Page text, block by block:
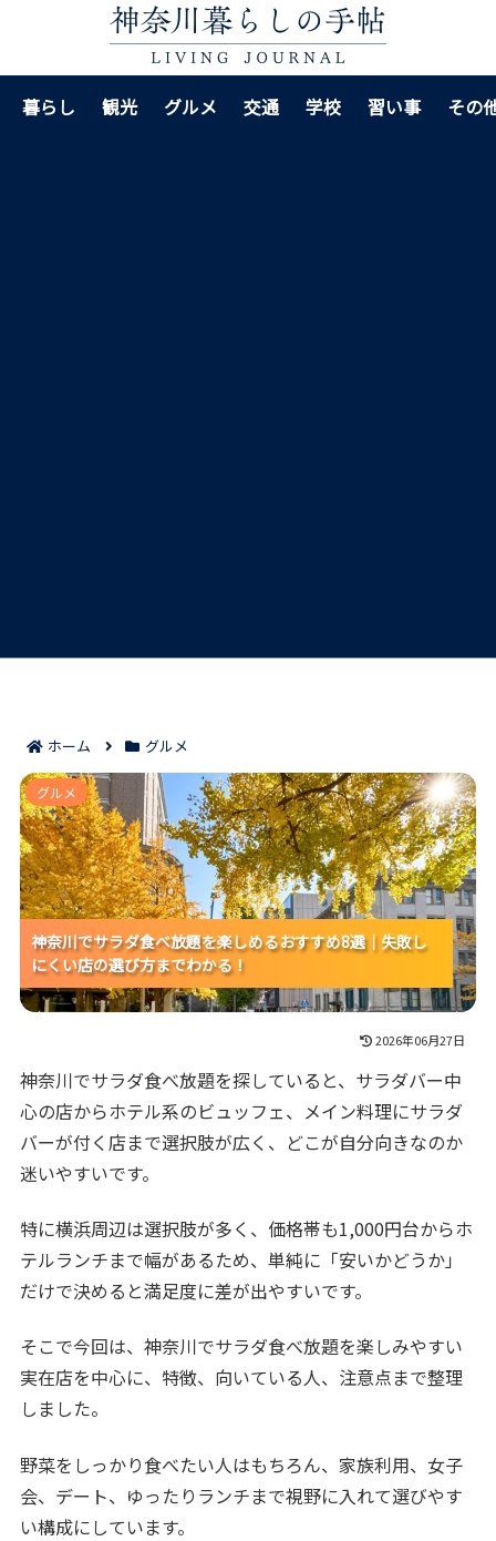
暮らし 観光 グルメ 交通 学校 習い事 その
ホーム グルメ
神奈川でサラダ食べ放題を楽しめるおすすめ8選｜失敗
しにくい店の選び方までわかる！
神奈川でサラダ食べ放題を楽しめるおすすめ8選｜失敗し
にくい店の選び方までわかる！
神奈川でサラダ食べ放題を楽しめるおすすめ8選｜失敗し
にくい店の選び方までわかる！
神奈川でサラダ食べ放題を楽しめるおすすめ8選｜失敗し
にくい店の選び方までわかる！
グルメ
2026年06月27日
神奈川でサラダ食べ放題を探していると、サラダバー中
心の店からホテル系のビュッフェ、メイン料理にサラダ
バーが付く店まで選択肢が広く、どこが自分向きなのか
迷いやすいです。
特に横浜周辺は選択肢が多く、価格帯も1,000円台からホ
テルランチまで幅があるため、単純に「安いかどうか」
だけで決めると満足度に差が出やすいです。
そこで今回は、神奈川でサラダ食べ放題を楽しみやすい
実在店を中心に、特徴、向いている人、注意点まで整理
しました。
野菜をしっかり食べたい人はもちろん、家族利用、女子
会、デート、ゆったりランチまで視野に入れて選びやす
い構成にしています。